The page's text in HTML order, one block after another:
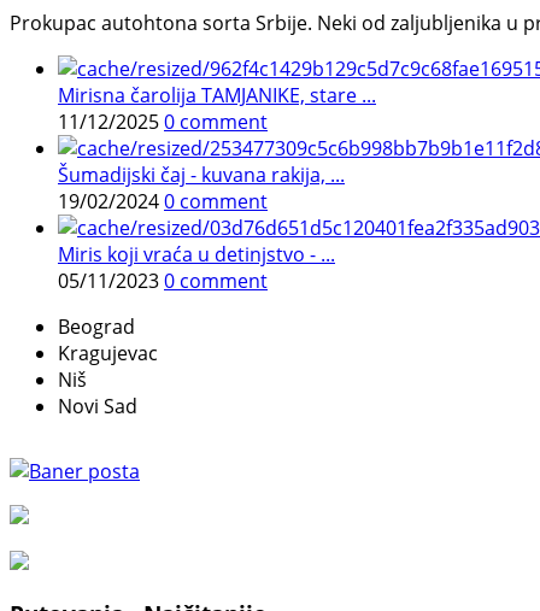
Prokupac autohtona sorta Srbije. Neki od zaljubljenika u
Mirisna čarolija TAMJANIKE, stare ...
11/12/20250 comment
Šumadijski čaj - kuvana rakija, ...
19/02/20240 comment
Miris koji vraća u detinjstvo - ...
05/11/20230 comment
Beograd
Kragujevac
Niš
Novi Sad